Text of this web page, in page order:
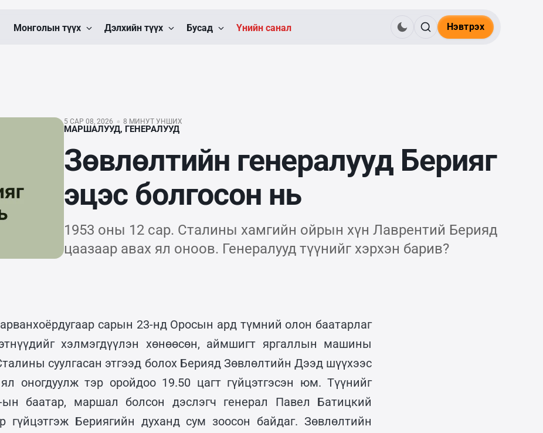
Монголын түүх Дэлхийн түүх Бусад Үнийн санал Нэвтрэх
5 САР 08, 2026 8 МИНУТ УНШИХ
МАРШАЛУУД, ГЕНЕРАЛУУД
Зөвлөлтийн генералууд Берияг
эцэс болгосон нь
1953 оны 12 сар. Сталины хамгийн ойрын хүн Лаврентий Берияд
цаазаар авах ял оноов. Генералууд түүнийг хэрхэн барив?
сарын 23-нд Оросын ард түмний олон баатарлаг
хэлмэгдүүлэн хөнөөсөн, аймшигт яргаллын машины
суулгасан этгээд болох Берияд Зөвлөлтийн Дээд шүүхээс
оногдуулж тэр оройдоо 19.50 цагт гүйцэтгэсэн юм. Түүнийг
баатар, маршал болсон дэслэгч генерал Павел Батицкий
гүйцэтгэж Бериягийн духанд сум зоосон байдаг. Зөвлөлтийн